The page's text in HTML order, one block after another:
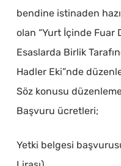
bendine istinaden
olan “Yurt İçinde Fuar
Esaslarda Birlik
Hadler Eki”nde
Söz konusu
Başvuru ücretleri;
Yetki belgesi